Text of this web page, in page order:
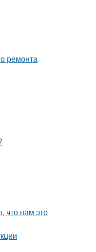
ремонта
что нам это